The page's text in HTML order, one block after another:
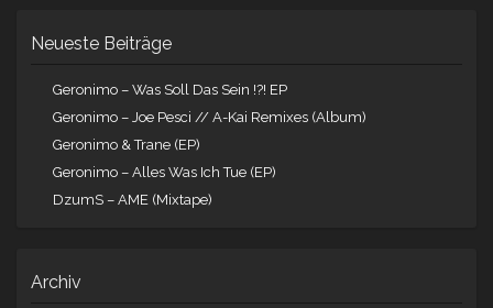
Neueste Beiträge
Geronimo – Was Soll Das Sein !?! EP
Geronimo – Joe Pesci // A-Kai Remixes (Album)
Geronimo & Trane (EP)
Geronimo – Alles Was Ich Tue (EP)
DzumS – AME (Mixtape)
Archiv